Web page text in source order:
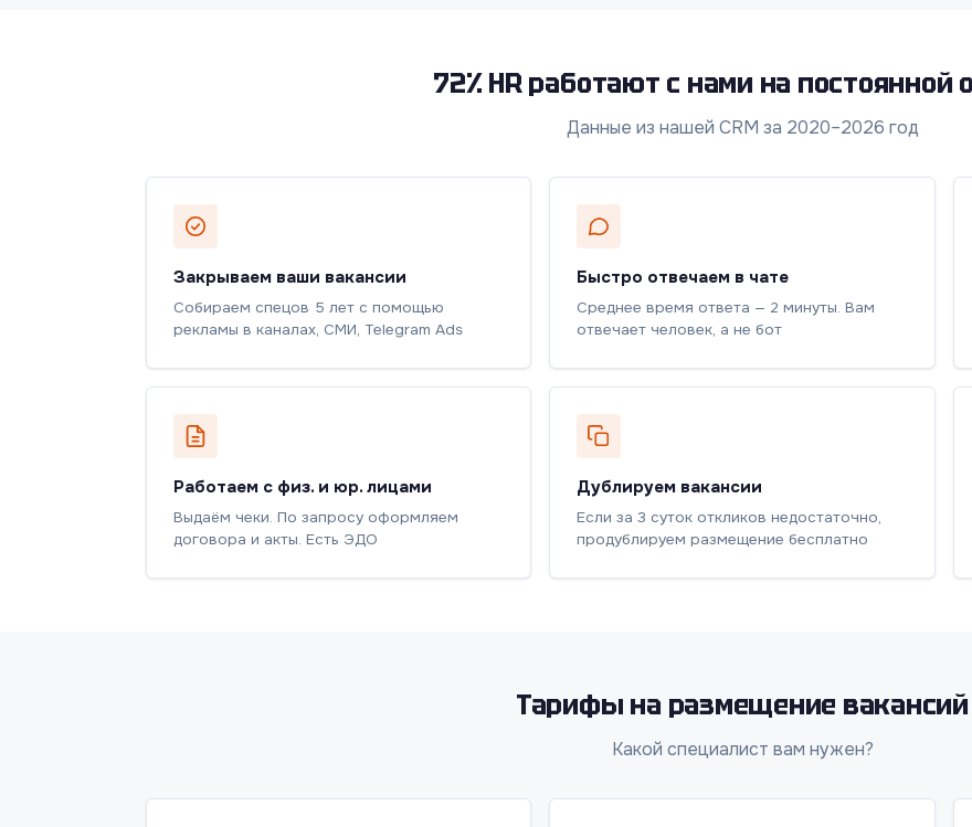
72% HR работают с нами на постоянной
Данные из нашей CRM за 2020–2026 год
Закрываем ваши вакансии
Собираем спецов 5 лет с помощью
рекламы в каналах, СМИ, Telegram Ads
Быстро отвечаем в чате
Среднее время ответа — 2 минуты. Вам
отвечает человек, а не бот
Работаем с физ. и юр. лицами
Выдаём чеки. По запросу оформляем
договора и акты. Есть ЭДО
Дублируем вакансии
Если за 3 суток откликов недостаточно,
продублируем размещение бесплатно
Тарифы на размещение вакансий
Какой специалист вам нужен?